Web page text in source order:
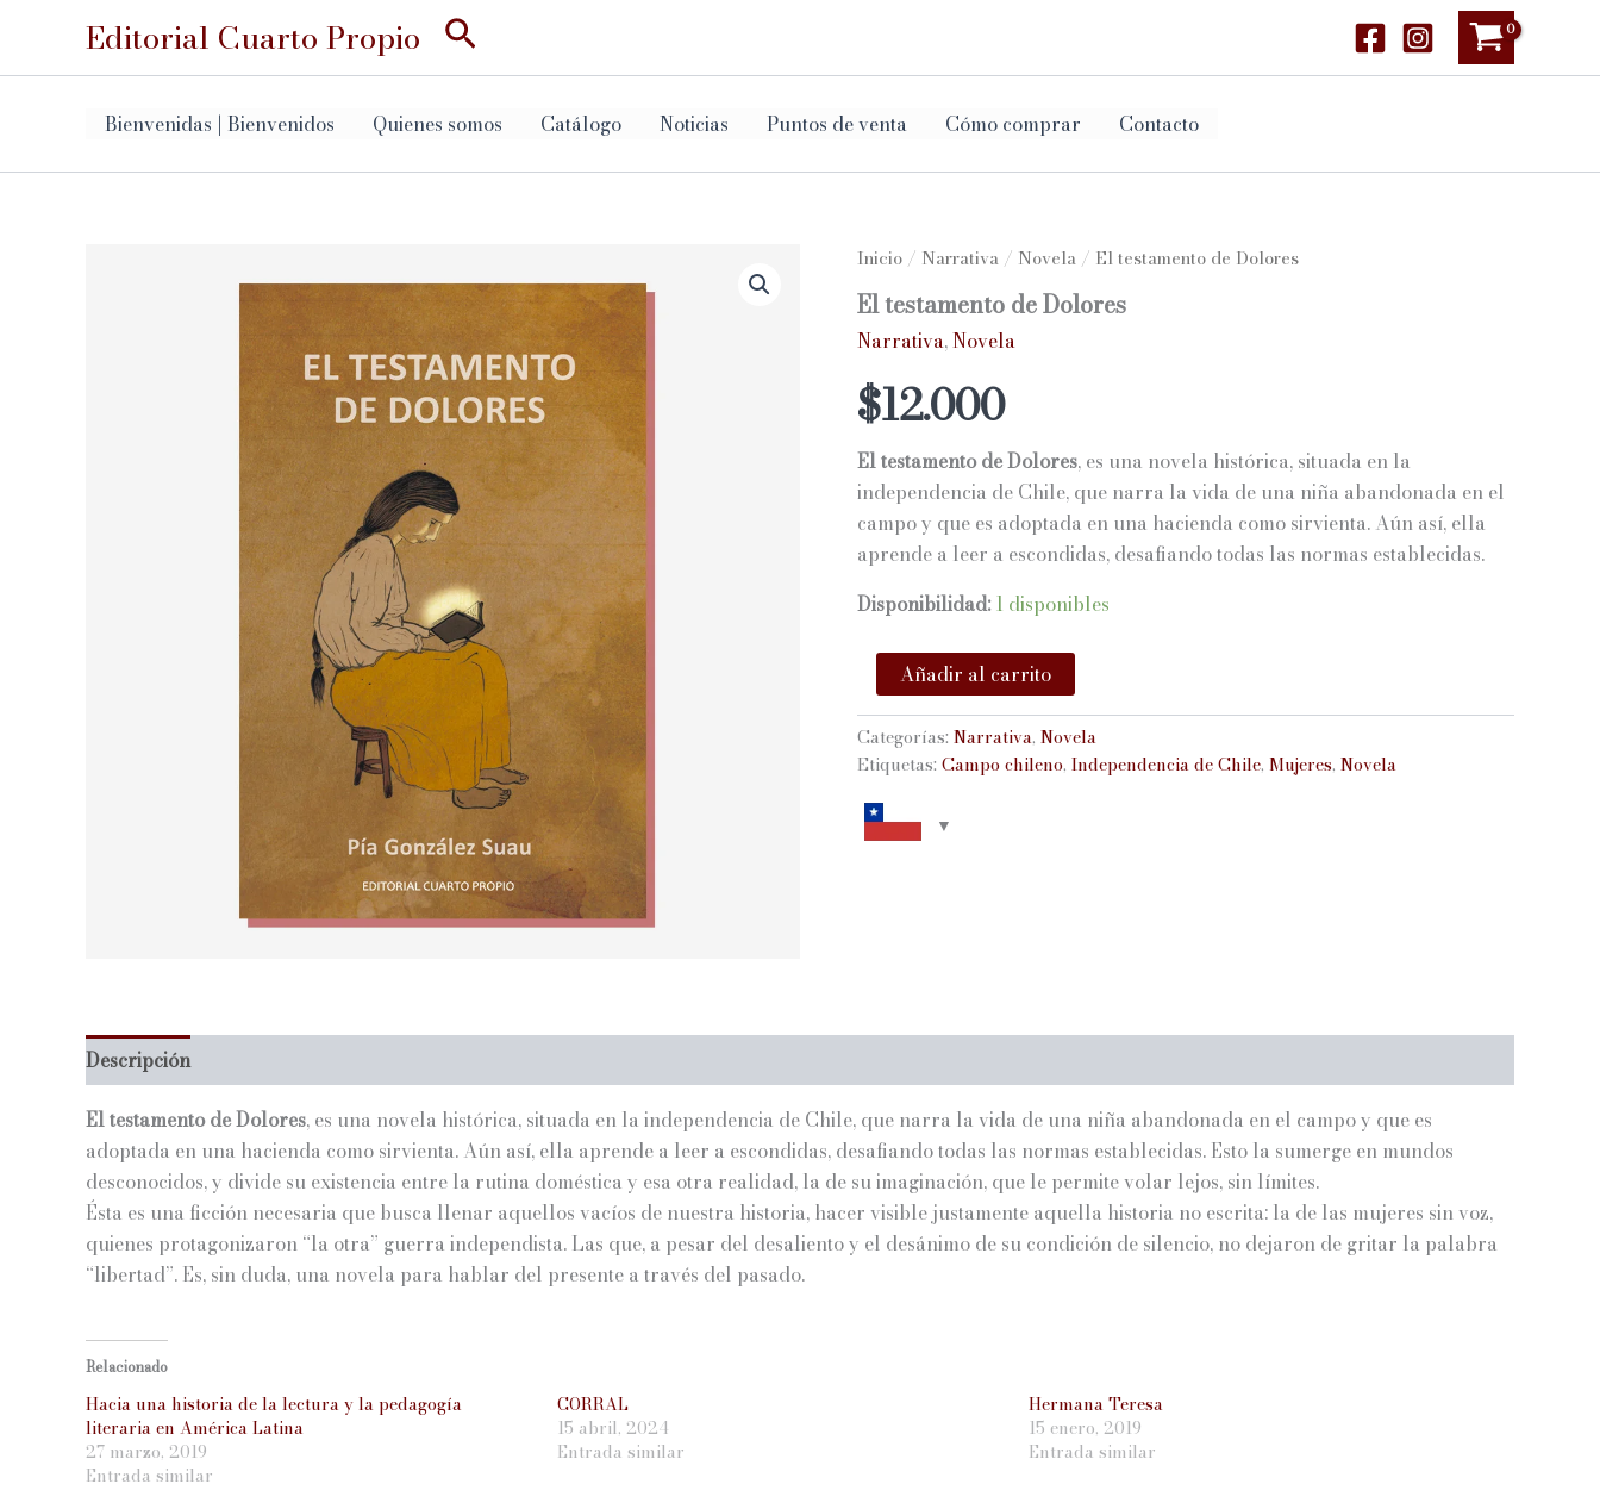
contenido
Editorial Cuarto Propio Buscar
Bienvenidas | Bienvenidos Quienes somos Catálogo Noticias Puntos de venta Cómo comprar Contacto
Inicio / Narrativa / Novela / El testamento de Dolores
El testamento de Dolores
Narrativa,Novela
$12.000
El testamento de Dolores, es una novela histórica, situada en la
independencia de Chile, que narra la vida de una niña abandonada en el
campo y que es adoptada en una hacienda como sirvienta. Aún así, ella
aprende a leer a escondidas, desafiando todas las normas establecidas.
Disponibilidad: 1 disponibles
testamento
de
Dolores
cantidad
Añadir al carrito
Categorías: Narrativa, Novela
Etiquetas: Campo chileno, Independencia de Chile, Mujeres, Novela
Descripción
El testamento de Dolores, es una novela histórica, situada en la independencia de Chile, que narra la vida de una niña abandonada en el campo y que es
adoptada en una hacienda como sirvienta. Aún así, ella aprende a leer a escondidas, desafiando todas las normas establecidas. Esto la sumerge en mundos
desconocidos, y divide su existencia entre la rutina doméstica y esa otra realidad, la de su imaginación, que le permite volar lejos, sin límites.
Ésta es una ficción necesaria que busca llenar aquellos vacíos de nuestra historia, hacer visible justamente aquella historia no escrita: la de las mujeres sin voz,
quienes protagonizaron “la otra” guerra independista. Las que, a pesar del desaliento y el desánimo de su condición de silencio, no dejaron de gritar la palabra
“libertad”. Es, sin duda, una novela para hablar del presente a través del pasado.
Relacionado
Hacia una historia de la lectura y la pedagogía
literaria en América Latina
27 marzo, 2019
Entrada similar
CORRAL
15 abril, 2024
Entrada similar
Hermana Teresa
15 enero, 2019
Entrada similar